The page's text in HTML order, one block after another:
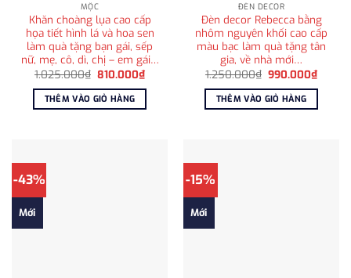
MỘC
Khăn choàng lụa cao cấp
họa tiết hình lá và hoa sen
làm quà tặng bạn gái, sếp
nữ, mẹ, cô, dì, chị – em gái…
1.025.000₫ Giá
là:
1.025.000₫.
810.000₫Giá
hiện
tại
810.000₫.
THÊM VÀO GIỎ HÀNG
ĐÈN DECOR
Đèn decor Rebecca bằng
nhôm nguyên khối cao cấp
màu bạc làm quà tặng tân
gia, về nhà mới…
1.250.000₫ Giá
là:
1.250.000₫.
990.000₫Giá
hiện
THÊM VÀO GIỎ HÀNG
-43%
Mới
-15%
Mới